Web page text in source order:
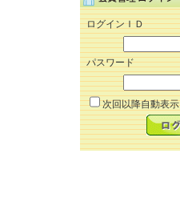
ログインＩＤ
パスワード
次回以降自動表示